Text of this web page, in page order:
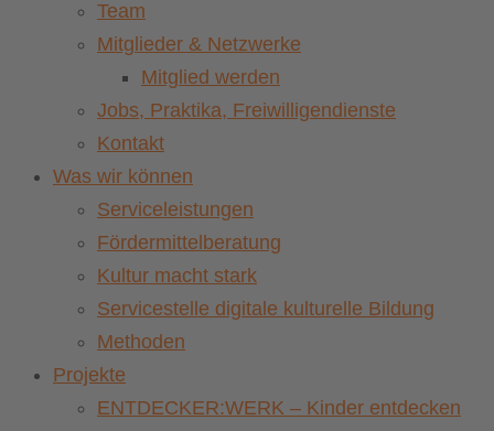
Team
Mitglieder & Netzwerke
Mitglied werden
Jobs, Praktika, Freiwilligendienste
Kontakt
Was wir können
Serviceleistungen
Fördermittelberatung
Kultur macht stark
Servicestelle digitale kulturelle Bildung
Methoden
Projekte
ENTDECKER:WERK – Kinder entdecken